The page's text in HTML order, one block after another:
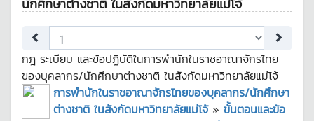
นักศึกษาต่างชาติ ในสังกัดมหาวิทยาลัยแม่โจ้
กฎ ระเบียบ และข้อปฏิบัติในการพำนักในราชอาณาจักรไทย
ของบุคลากร/นักศึกษาต่างชาติ ในสังกัดมหาวิทยาลัยแม่โจ้
การพำนักในราชอาณาจักรไทยของบุคลากร/นักศึกษา
ต่างชาติ ในสังกัดมหาวิทยาลัยแม่โจ้» ขั้นตอนและข้อ